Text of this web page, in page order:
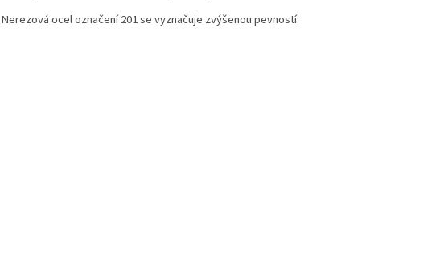
Nerezová ocel označení 201 se vyznačuje zvýšenou pevností.